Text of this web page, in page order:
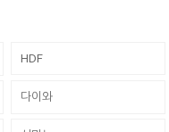
HDF
다이와